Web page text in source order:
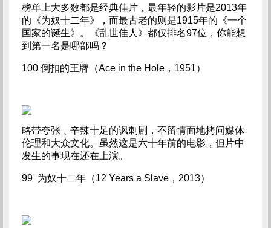
榜单上大多数都是经典佳片，最年轻的影片是2013年
的《为奴十二年》，而最古老的则是1915年的《一个
国家的诞生》。《乱世佳人》都仅排名97位，你能想
到第一名是哪部吗？
100 倒扣的王牌（Ace in the Hole，1951）
略带夸张﹑辛辣十足的讽刺剧，不留情面地拷问媒体
伦理和大众文化。虽然这是六十年前的电影，但片中
发生的事现在还在上演。
99 为奴十二年（12 Years a Slave，2013）